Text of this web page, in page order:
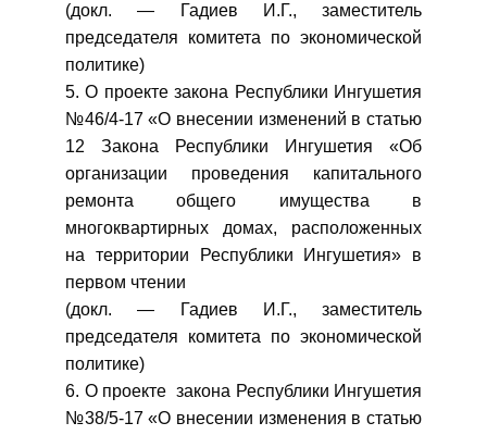
(докл. — Гадиев И.Г., заместитель
председателя комитета по экономической
политике)
5. О проекте закона Республики Ингушетия
№46/4-17 «О внесении изменений в статью
12 Закона Республики Ингушетия «Об
организации проведения капитального
ремонта общего имущества в
многоквартирных домах, расположенных
на территории Республики Ингушетия» в
первом чтении
(докл. — Гадиев И.Г., заместитель
председателя комитета по экономической
политике)
6. О проекте закона Республики Ингушетия
№38/5-17 «О внесении изменения в статью